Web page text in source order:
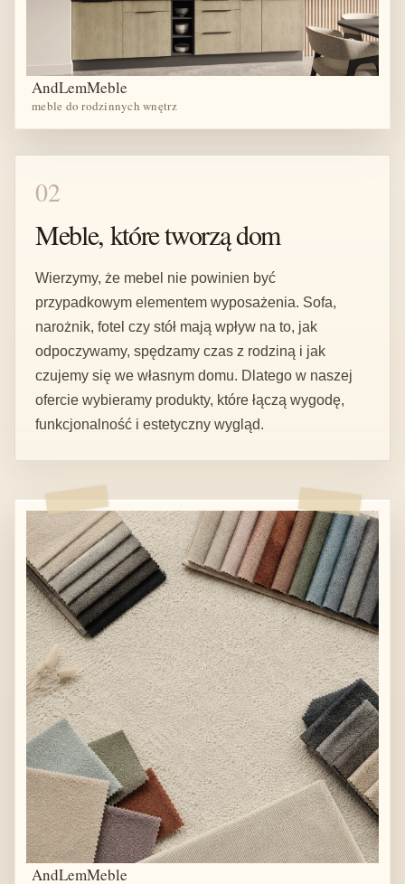
AndLemMeble
meble do rodzinnych wnętrz
02
Meble, które tworzą dom
Wierzymy, że mebel nie powinien być
przypadkowym elementem wyposażenia. Sofa,
narożnik, fotel czy stół mają wpływ na to, jak
odpoczywamy, spędzamy czas z rodziną i jak
czujemy się we własnym domu. Dlatego w naszej
ofercie wybieramy produkty, które łączą wygodę,
funkcjonalność i estetyczny wygląd.
AndLemMeble